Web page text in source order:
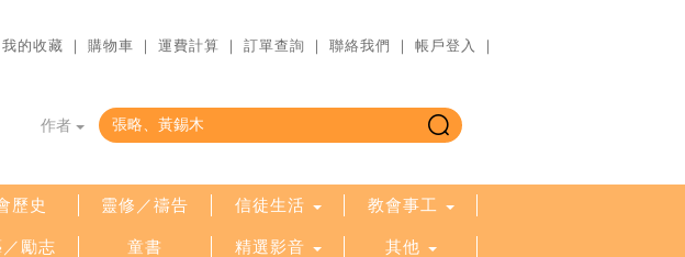
我的收藏 ｜ 購物車 ｜ 運費計算 ｜ 訂單查詢 ｜ 聯絡我們 ｜ 帳戶登入 ｜
作者
歷史 靈修／禱告 信徒生活 教會事工
勵志 童書 精選影音 其他